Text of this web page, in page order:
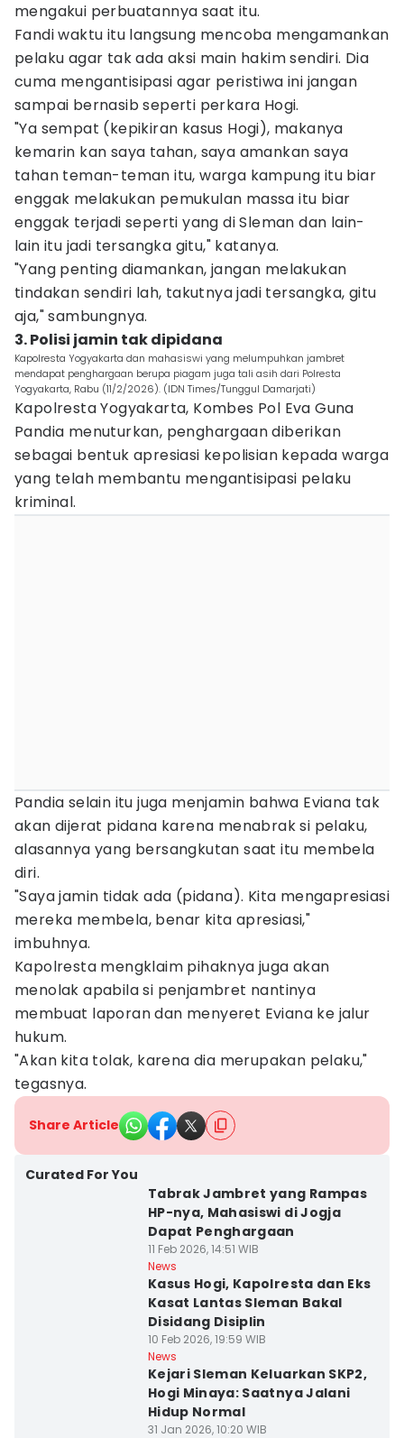
mengakui perbuatannya saat itu.
Fandi waktu itu langsung mencoba mengamankan
pelaku agar tak ada aksi main hakim sendiri. Dia
cuma mengantisipasi agar peristiwa ini jangan
sampai bernasib seperti perkara Hogi.
"Ya sempat (kepikiran kasus Hogi), makanya
kemarin kan saya tahan, saya amankan saya
tahan teman-teman itu, warga kampung itu biar
enggak melakukan pemukulan massa itu biar
enggak terjadi seperti yang di Sleman dan lain-
lain itu jadi tersangka gitu," katanya.
"Yang penting diamankan, jangan melakukan
tindakan sendiri lah, takutnya jadi tersangka, gitu
aja," sambungnya.
3. Polisi jamin tak dipidana
Kapolresta Yogyakarta dan mahasiswi yang melumpuhkan jambret
mendapat penghargaan berupa piagam juga tali asih dari Polresta
Yogyakarta, Rabu (11/2/2026). (IDN Times/Tunggul Damarjati)
Kapolresta Yogyakarta, Kombes Pol Eva Guna
Pandia menuturkan, penghargaan diberikan
sebagai bentuk apresiasi kepolisian kepada warga
yang telah membantu mengantisipasi pelaku
kriminal.
Pandia selain itu juga menjamin bahwa Eviana tak
akan dijerat pidana karena menabrak si pelaku,
alasannya yang bersangkutan saat itu membela
diri.
"Saya jamin tidak ada (pidana). Kita mengapresiasi
mereka membela, benar kita apresiasi,"
imbuhnya.
Kapolresta mengklaim pihaknya juga akan
menolak apabila si penjambret nantinya
membuat laporan dan menyeret Eviana ke jalur
hukum.
"Akan kita tolak, karena dia merupakan pelaku,"
tegasnya.
Share Article
Curated For You
Tabrak Jambret yang Rampas
HP-nya, Mahasiswi di Jogja
Dapat Penghargaan
11 Feb 2026, 14:51 WIB
News
Kasus Hogi, Kapolresta dan Eks
Kasat Lantas Sleman Bakal
Disidang Disiplin
10 Feb 2026, 19:59 WIB
News
Kejari Sleman Keluarkan SKP2,
Hogi Minaya: Saatnya Jalani
Hidup Normal
31 Jan 2026, 10:20 WIB